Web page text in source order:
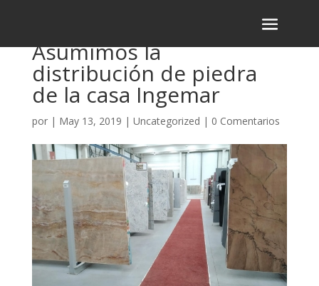
Asumimos la
distribución de piedra
de la casa Ingemar
por | May 13, 2019 | Uncategorized | 0 Comentarios